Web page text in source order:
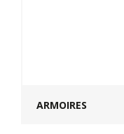
ARMOIRES